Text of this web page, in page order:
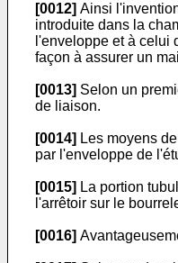
[0012] Ainsi
introduite dans la
l'enveloppe et à celui
façon à assurer un
[0013] Selon un
de liaison.
[0014] Les moyens
par l'enveloppe de
[0015] La portion
l'arrêtoir sur le
[0016]